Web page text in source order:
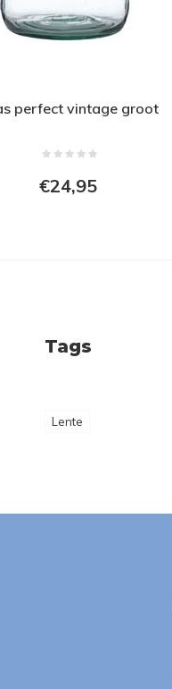
perfect vintage groot
€24,95
Tags
Lente